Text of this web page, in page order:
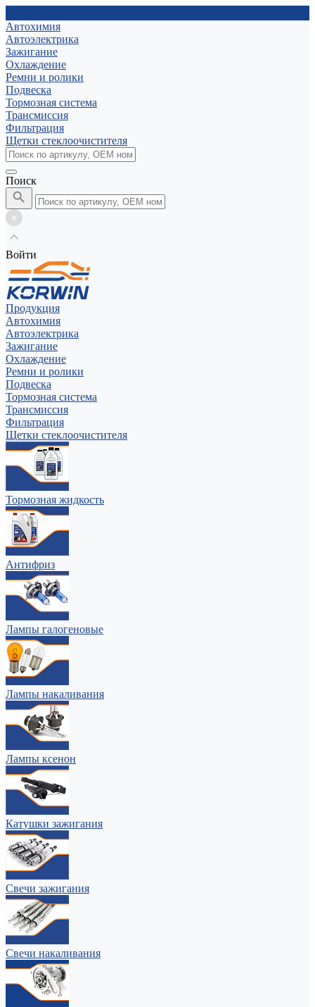
Автохимия
Автоэлектрика
Зажигание
Охлаждение
Ремни и ролики
Подвеска
Тормозная система
Трансмиссия
Фильтрация
Щетки стеклоочистителя
Поиск
Войти
Продукция
Автохимия
Автоэлектрика
Зажигание
Охлаждение
Ремни и ролики
Подвеска
Тормозная система
Трансмиссия
Фильтрация
Щетки стеклоочистителя
Тормозная жидкость
Антифриз
Лампы галогеновые
Лампы накаливания
Лампы ксенон
Катушки зажигания
Свечи зажигания
Свечи накаливания